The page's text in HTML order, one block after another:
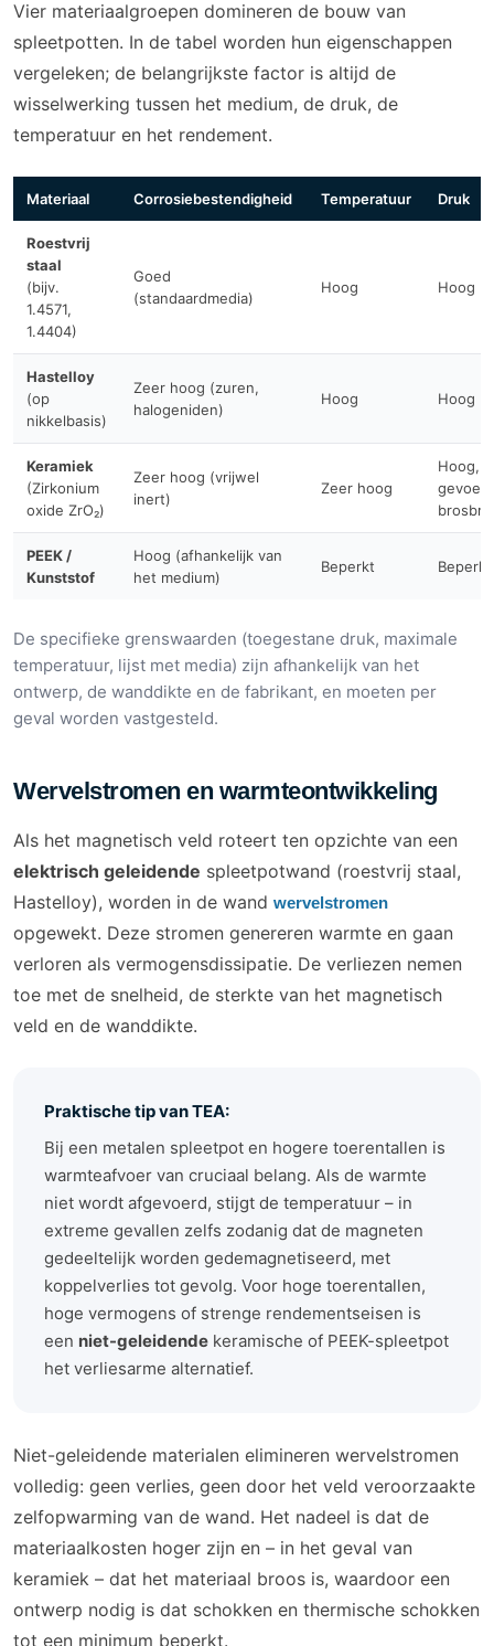
Vier materiaalgroepen domineren de bouw van
spleetpotten. In de tabel worden hun eigenschappen
vergeleken; de belangrijkste factor is altijd de
wisselwerking tussen het medium, de druk, de
temperatuur en het rendement.
Materiaal Corrosiebestendigheid Temperatuur Druk
Roestvrij
staal
(bijv.
1.4571,
1.4404)
Goed
(standaardmedia)
Hoog Hoog
Hastelloy
(op
nikkelbasis)
Zeer hoog (zuren,
halogeniden)
Hoog Hoog
Keramiek
(Zirkonium
oxide ZrO₂)
Zeer hoog (vrijwel
inert)
Zeer hoog
Hoog,
PEEK /
Kunststof
Hoog (afhankelijk van
het medium)
Beperkt Beperkt
De specifieke grenswaarden (toegestane druk, maximale
temperatuur, lijst met media) zijn afhankelijk van het
ontwerp, de wanddikte en de fabrikant, en moeten per
geval worden vastgesteld.
Wervelstromen en warmteontwikkeling
Als het magnetisch veld roteert ten opzichte van een
elektrisch geleidende spleetpotwand (roestvrij staal,
Hastelloy), worden in de wand wervelstromen
opgewekt. Deze stromen genereren warmte en gaan
verloren als vermogensdissipatie. De verliezen nemen
toe met de snelheid, de sterkte van het magnetisch
veld en de wanddikte.
Praktische tip van TEA:
Bij een metalen spleetpot en hogere toerentallen is
warmteafvoer van cruciaal belang. Als de warmte
niet wordt afgevoerd, stijgt de temperatuur – in
extreme gevallen zelfs zodanig dat de magneten
gedeeltelijk worden gedemagnetiseerd, met
koppelverlies tot gevolg. Voor hoge toerentallen,
hoge vermogens of strenge rendementseisen is
een niet-geleidende keramische of PEEK-spleetpot
het verliesarme alternatief.
Niet-geleidende materialen elimineren wervelstromen
volledig: geen verlies, geen door het veld veroorzaakte
zelfopwarming van de wand. Het nadeel is dat de
materiaalkosten hoger zijn en – in het geval van
keramiek – dat het materiaal broos is, waardoor een
ontwerp nodig is dat schokken en thermische schokken
tot een minimum beperkt.